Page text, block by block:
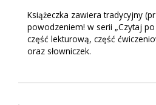
Książeczka zawiera tradycyjny
powodzeniem! w serii „Czytaj po
część lekturową, część
oraz słowniczek.